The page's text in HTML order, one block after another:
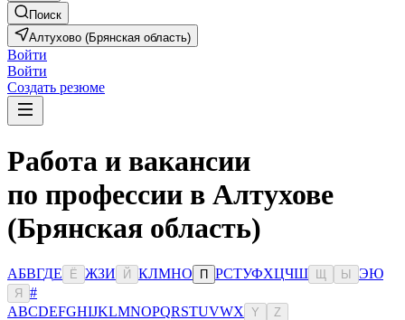
Поиск
Алтухово (Брянская область)
Войти
Войти
Создать резюме
Работа и вакансии
по профессии в Алтухове
(Брянская область)
АБВГДЕ Ё ЖЗИ Й КЛМНО П РСТУФХЦЧШ Ы ЭЮ
Я
#
ABCDEFGHIJKLMNOPQRSTUVWX Y Z